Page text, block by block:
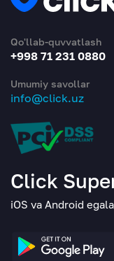
Qo'llab-quvvatlash
+998 71 231 0880
Umumiy savollar
info@click.uz
Click
iOS va Android